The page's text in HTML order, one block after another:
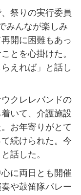
祭りの実行委員
みんなが楽しみ
開に困難もあっ
とを心掛けた。
えれば」と話し
クレレバンドの
いて、介護施設
お年寄りがとて
続けられた。今
話した。
に両日とも開催
や鼓笛隊パレー